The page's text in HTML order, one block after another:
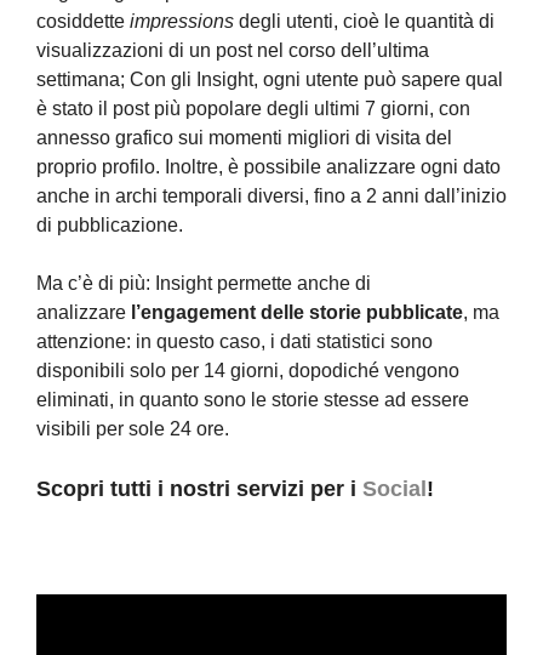
cosiddette impressions degli utenti, cioè le quantità di
visualizzazioni di un post nel corso dell’ultima
settimana; Con gli Insight, ogni utente può sapere qual
è stato il post più popolare degli ultimi 7 giorni, con
annesso grafico sui momenti migliori di visita del
proprio profilo. Inoltre, è possibile analizzare ogni dato
anche in archi temporali diversi, fino a 2 anni dall’inizio
di pubblicazione.
Ma c’è di più: Insight permette anche di
analizzare l’engagement delle storie pubblicate, ma
attenzione: in questo caso, i dati statistici sono
disponibili solo per 14 giorni, dopodiché vengono
eliminati, in quanto sono le storie stesse ad essere
visibili per sole 24 ore.
Scopri tutti i nostri servizi per i Social !